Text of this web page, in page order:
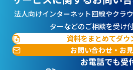
法人向けインターネット回線やクラ
ターなどのご相談を受け
資料をまとめてダウ
お問い合わせ・お
お電話でも受